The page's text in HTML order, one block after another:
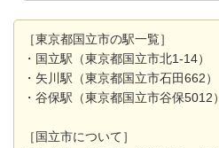
［東京都国立市の駅一覧］
・国立駅（東京都国立市北1-14）
・矢川駅（東京都国立市石田662）
・谷保駅（東京都国立市谷保5012）
［国立市について］